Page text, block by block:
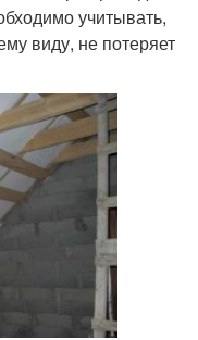
учитывать,
виду, не потеряет